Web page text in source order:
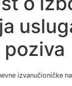
izvanučioničke